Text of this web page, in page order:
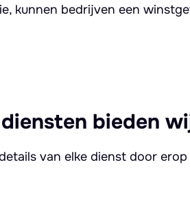
kunnen bedrijven een
bieden
van elke dienst door